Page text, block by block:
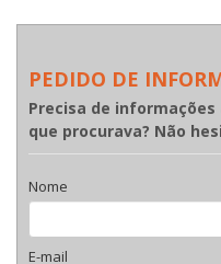
PEDIDO DE
Precisa de
que procurava? Não
Nome
E-mail